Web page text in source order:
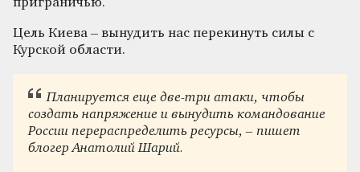
Цель Киева – вынудить нас перекинуть силы с
Курской области.
Планируется еще две-три атаки, чтобы
создать напряжение и вынудить командование
России перераспределить ресурсы, – пишет
блогер Анатолий Шарий.